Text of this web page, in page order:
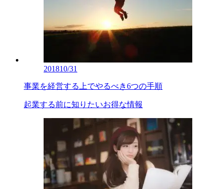
201810/31
事業を経営する上でやるべき6つの手順
起業する前に知りたいお得な情報